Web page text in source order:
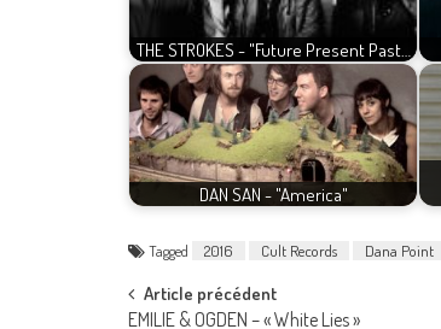
THE STROKES - "Future Present Past…
DAN SAN - "America"
Tagged 2016 Cult Records Dana Point
Post
Article précédent
EMILIE & OGDEN – « White Lies »